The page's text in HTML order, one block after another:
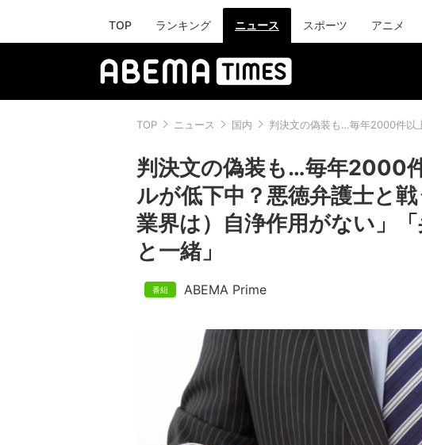
TOP ランキング ニュース スポーツ アニメ
TOP ニュース 国内 判決文の偽装も…毎年2000件以
判決文の偽装も…毎年2000
ルが低下中？悪徳弁護士と
業界は）自浄作用がない」
と一緒」
ABEMA Prime